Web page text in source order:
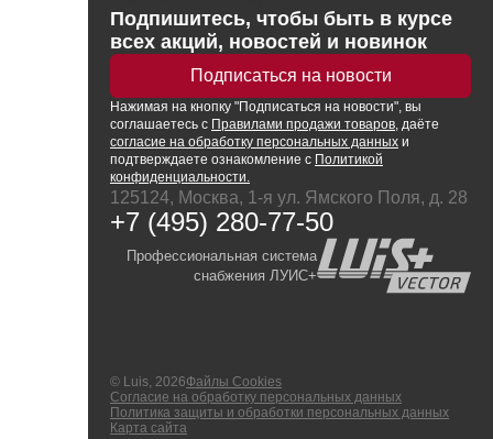
Подпишитесь, чтобы быть в курсе
всех акций, новостей и новинок
Подписаться на новости
Нажимая на кнопку "Подписаться на новости", вы
соглашаетесь с Правилами продажи товаров, даёте
согласие на обработку персональных данных и
подтверждаете ознакомление с Политикой
конфиденциальности.
125124, Москва, 1-я ул. Ямского Поля, д. 28
+7 (495) 280-77-50
Профессиональная система
снабжения ЛУИС+
© Luis, 2026Файлы Cookies
Согласие на обработку персональных данных
Политика защиты и обработки персональных данных
Карта сайта